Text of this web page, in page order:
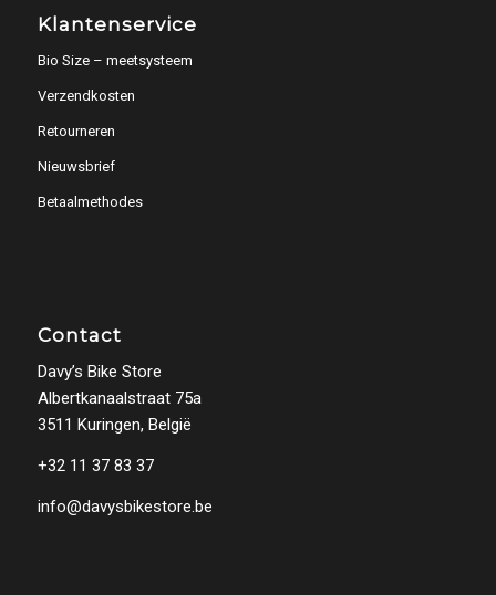
Klantenservice
Bio Size – meetsysteem
Verzendkosten
Retourneren
Nieuwsbrief
Betaalmethodes
Contact
Davy’s Bike Store
Albertkanaalstraat 75a
3511 Kuringen, België
+32 11 37 83 37
info@davysbikestore.be